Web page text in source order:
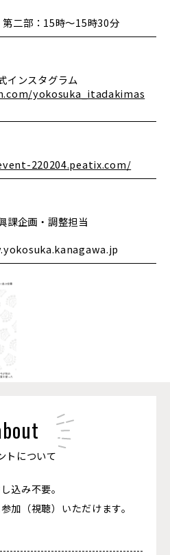
二部：15時～15時30分
インスタグラム
yokosuka_itadakimas
220204.peatix.com/
課企画・調整担当
トについて
込み不要。
加（視聴）いただけます。